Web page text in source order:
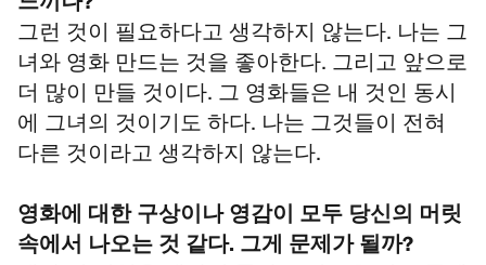
느끼나?
그런 것이 필요하다고 생각하지 않는다. 나는 그
녀와 영화 만드는 것을 좋아한다. 그리고 앞으로
더 많이 만들 것이다. 그 영화들은 내 것인 동시
에 그녀의 것이기도 하다. 나는 그것들이 전혀
다른 것이라고 생각하지 않는다.
영화에 대한 구상이나 영감이 모두 당신의 머릿
속에서 나오는 것 같다. 그게 문제가 될까?